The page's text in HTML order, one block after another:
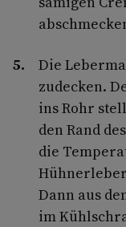
Die
zudecken.
ins Rohr
den Rand
die
Dann aus
im